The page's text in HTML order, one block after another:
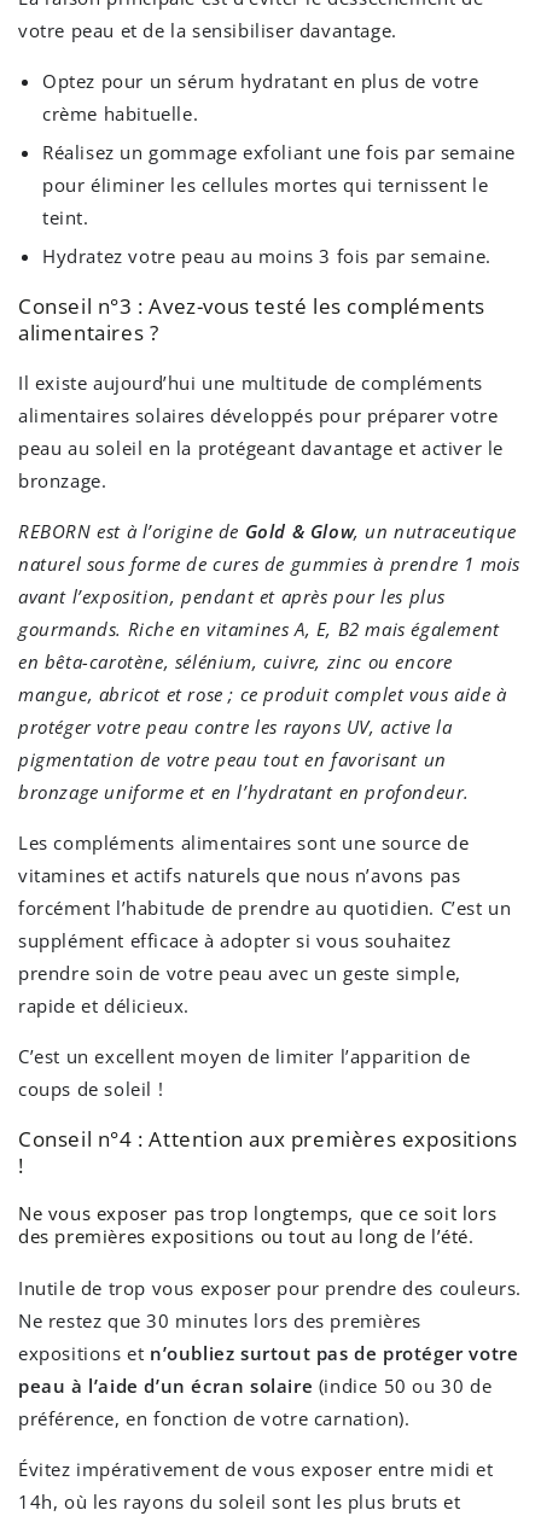
votre peau et de la sensibiliser davantage.
Optez pour un sérum hydratant en plus de votre
crème habituelle.
Réalisez un gommage exfoliant une fois par semaine
pour éliminer les cellules mortes qui ternissent le
teint.
Hydratez votre peau au moins 3 fois par semaine.
Conseil n°3 : Avez-vous testé les compléments
alimentaires ?
Il existe aujourd’hui une multitude de compléments
alimentaires solaires développés pour préparer votre
peau au soleil en la protégeant davantage et activer le
bronzage.
REBORN est à l’origine de Gold & Glow, un nutraceutique
naturel sous forme de cures de gummies à prendre 1 mois
avant l’exposition, pendant et après pour les plus
gourmands. Riche en vitamines A, E, B2 mais également
en bêta-carotène, sélénium, cuivre, zinc ou encore
mangue, abricot et rose ; ce produit complet vous aide à
protéger votre peau contre les rayons UV, active la
pigmentation de votre peau tout en favorisant un
bronzage uniforme et en l’hydratant en profondeur.
Les compléments alimentaires sont une source de
vitamines et actifs naturels que nous n’avons pas
forcément l’habitude de prendre au quotidien. C’est un
supplément efficace à adopter si vous souhaitez
prendre soin de votre peau avec un geste simple,
rapide et délicieux.
C’est un excellent moyen de limiter l’apparition de
coups de soleil !
Conseil n°4 : Attention aux premières expositions
!
Ne vous exposer pas trop longtemps, que ce soit lors
des premières expositions ou tout au long de l’été.
Inutile de trop vous exposer pour prendre des couleurs.
Ne restez que 30 minutes lors des premières
expositions et n’oubliez surtout pas de protéger votre
peau à l’aide d’un écran solaire (indice 50 ou 30 de
préférence, en fonction de votre carnation).
Évitez impérativement de vous exposer entre midi et
14h, où les rayons du soleil sont les plus bruts et